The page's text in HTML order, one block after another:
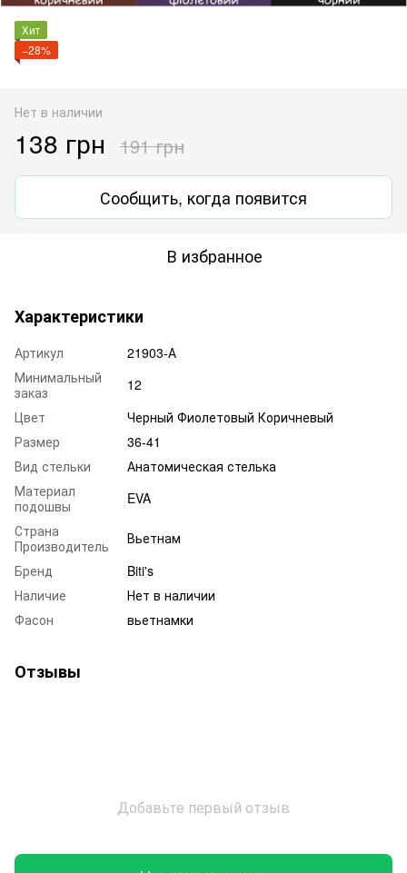
Хит
−28%
Нет в наличии
138 грн 191 грн
Сообщить, когда появится
В избранное
Характеристики
Артикул
21903-А
Минимальный
заказ
12
Цвет
Черный Фиолетовый Коричневый
Размер
36-41
Вид стельки
Анатомическая стелька
Материал
подошвы
EVA
Страна
Производитель
Вьетнам
Бренд
Biti's
Наличие
Нет в наличии
Фасон
вьетнамки
Отзывы
Добавьте первый отзыв